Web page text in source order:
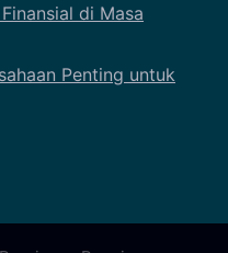
di Masa
Penting untuk